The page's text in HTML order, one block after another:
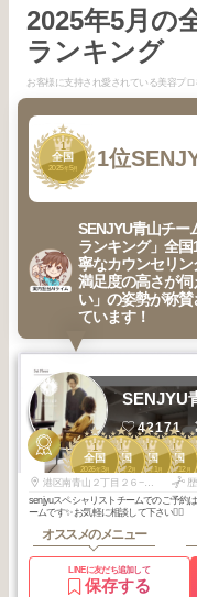
2025年5月の
ランキング
お客様に支持され愛されている美容プ
1
全国
2025年 5月 1位
SENJYU青山チー
ランキング」全
寧なカウンセリ
満足度の高さが
い」の姿勢が称
ています！
1
全国
2026年 3月
1
全国
2026年 2月
1
全国
2026年 1月
1
全国
2025年12月
SENJYU
42171
港区南青山２丁目２６−３４セイザン Ⅱ７階
senjyuスペシャリストチームでのご予約はこちらです。 お客様のなりたい！を叶
ームです✨ お気軽に相談して下さい🙇‍♂️
オススメのメニュー
LINEに友だち追加して
保存する